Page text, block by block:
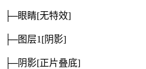
├─眼睛[无特效]
├─图层1[阴影]
├─阴影[正片叠底]